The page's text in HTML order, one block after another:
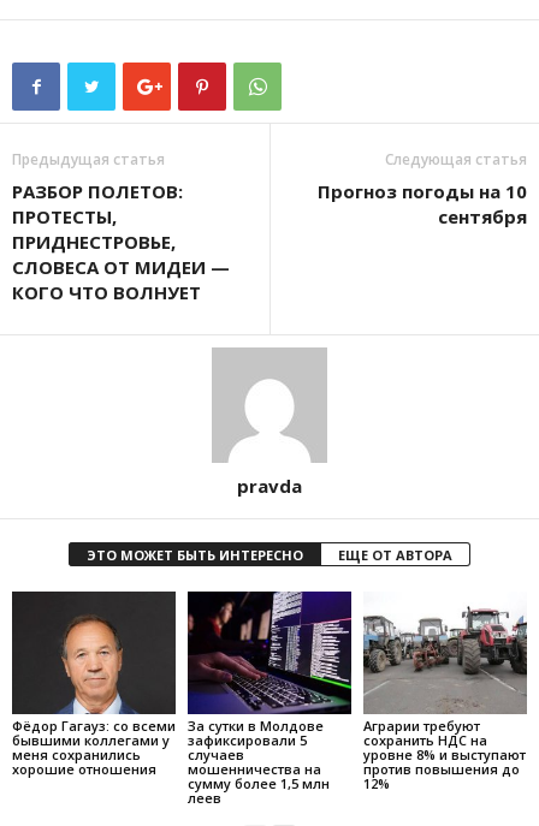
Предыдущая статья
РАЗБОР ПОЛЕТОВ:
ПРОТЕСТЫ,
ПРИДНЕСТРОВЬЕ,
СЛОВЕСА ОТ МИДЕИ —
КОГО ЧТО ВОЛНУЕТ
Следующая статья
Прогноз погоды на 10
сентября
pravda
ЭТО МОЖЕТ БЫТЬ ИНТЕРЕСНО ЕЩЕ ОТ АВТОРА
Фёдор Гагауз: со всеми
бывшими коллегами у
меня сохранились
хорошие отношения
За сутки в Молдове
зафиксировали 5
случаев
мошенничества на
сумму более 1,5 млн
леев
Аграрии требуют
сохранить НДС на
уровне 8% и выступают
против повышения до
12%